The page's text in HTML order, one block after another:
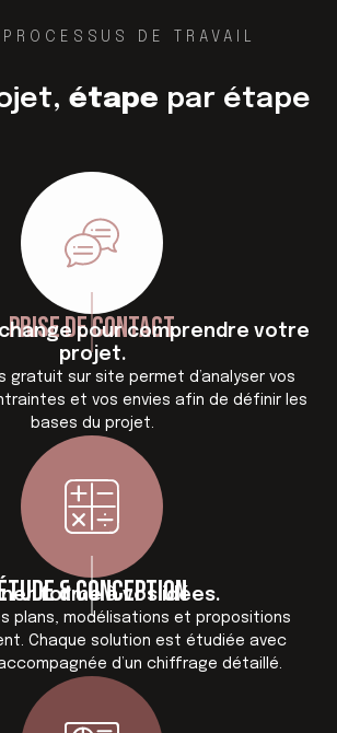
PROCESSUS DE TRAVAIL
étape par étape
Prise de contact
pour comprendre votre
projet.
gratuit sur site permet d’analyser vos
et vos envies afin de définir les
bases du projet.
& conception
forme à vos idées.
plans, modélisations et propositions
Chaque solution est étudiée avec
d’un chiffrage détaillé.